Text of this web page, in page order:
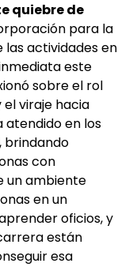
quiebre de
para la
las actividades en
este
sobre el rol
viraje hacia
atendido en los
brindando
con
un ambiente
en un
oficios, y
están
esa